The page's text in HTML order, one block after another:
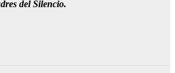
del Silencio.